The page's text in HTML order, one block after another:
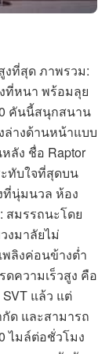
งที่สุด ภาพรวม:
ที่หนา พร้อมลุย
คันนี้สนุกสนาน
ล่างด้านหน้าแบบ
ลัง ชื่อ Raptor
ทับใจที่สุดบน
ที่นุ่มนวล ห้อง
สมรรถนะโดย
งมาลัยไม่
พลิงค่อนข้างต่ำ
ความเร็วสูง คือ
แล้ว แต่
ด และสามารถ
ไมล์ต่อชั่วโมง